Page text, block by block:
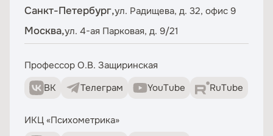
Санкт-Петербург,ул. Радищева, д. 32, офис 9
Москва,ул. 4-ая Парковая, д. 9/21
Профессор О.В. Защиринская
ВК
Телеграм YouTube RuTube
ИКЦ «Психометрика»